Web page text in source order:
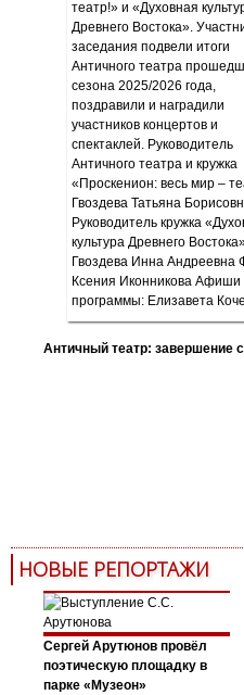
Античный театр: завершение
НОВЫЕ РЕПОРТАЖИ
Сергей Арутюнов провёл
поэтическую площадку в
парке «Музеон»